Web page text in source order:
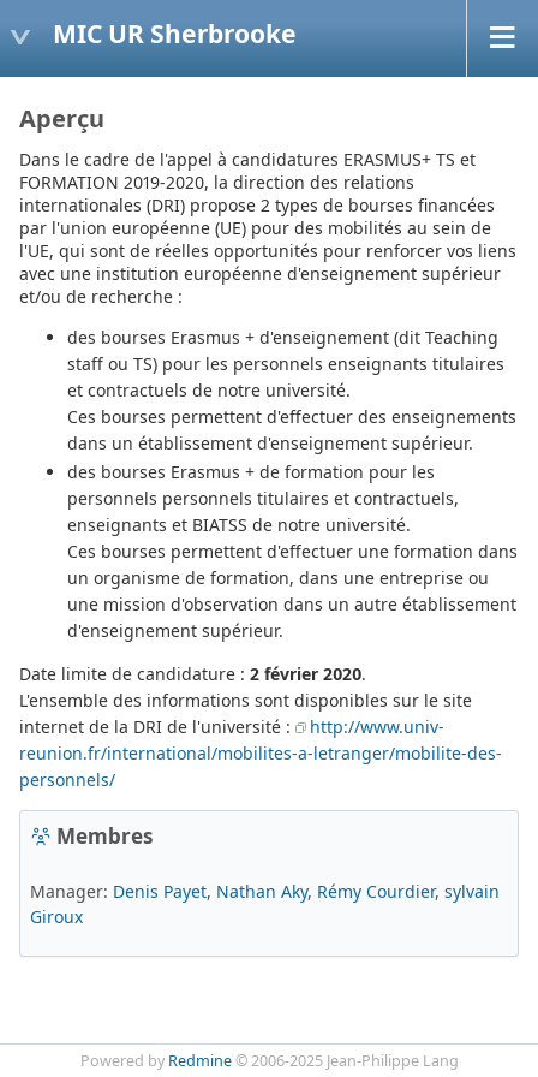
MIC UR Sherbrooke
Aperçu
Dans le cadre de l'appel à candidatures ERASMUS+ TS et
FORMATION 2019-2020, la direction des relations
internationales (DRI) propose 2 types de bourses financées
par l'union européenne (UE) pour des mobilités au sein de
l'UE, qui sont de réelles opportunités pour renforcer vos liens
avec une institution européenne d'enseignement supérieur
et/ou de recherche :
des bourses Erasmus + d'enseignement (dit Teaching
staff ou TS) pour les personnels enseignants titulaires
et contractuels de notre université.
Ces bourses permettent d'effectuer des enseignements
dans un établissement d'enseignement supérieur.
des bourses Erasmus + de formation pour les
personnels personnels titulaires et contractuels,
enseignants et BIATSS de notre université.
Ces bourses permettent d'effectuer une formation dans
un organisme de formation, dans une entreprise ou
une mission d'observation dans un autre établissement
d'enseignement supérieur.
Date limite de candidature : 2 février 2020.
L'ensemble des informations sont disponibles sur le site
internet de la DRI de l'université :
http://www.univ-
reunion.fr/international/mobilites-a-letranger/mobilite-des-
personnels/
Membres
Manager: Denis Payet, Nathan Aky, Rémy Courdier, sylvain
Giroux
Powered by Redmine© 2006-2025 Jean-Philippe Lang